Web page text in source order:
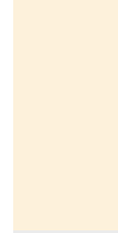
jemu a jeho tímu
prezidentkou
doc. Máriou
Odbornú časť
prispievateľov či
predstavíme Ing.
a porozprával
v zdravotníctve,
žijúca Evelyn sa